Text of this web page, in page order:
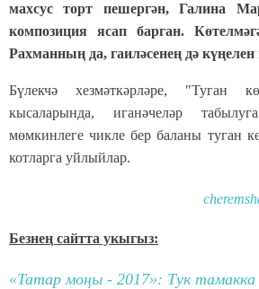
махсус торт пешергән, Галина
композиция ясап барган.
Рахманның да, гаиләсенең дә күңелен
Бүлекчә хезмәткәрләре, "Туган
кысаларында, иганәчеләр
мөмкинлеге чикле бер баланы туган
котларга уйлыйлар.
Безнең сайтта укыгыз:
«Татар моңы - 2017»: Тук